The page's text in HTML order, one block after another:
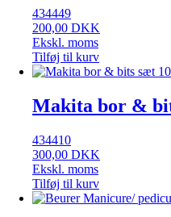
434449
200,00 DKK
Ekskl. moms
Tilføj til kurv
Makita bor &
434410
300,00 DKK
Ekskl. moms
Tilføj til kurv